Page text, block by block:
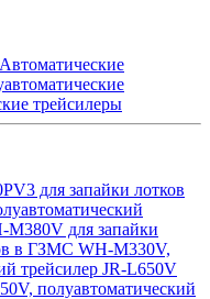
Автоматические
трейсилеры
для запайки лотков
M380V для запайки
в ГЗМС WH-M330V,
трейсилер JR-L650V
полуавтоматический